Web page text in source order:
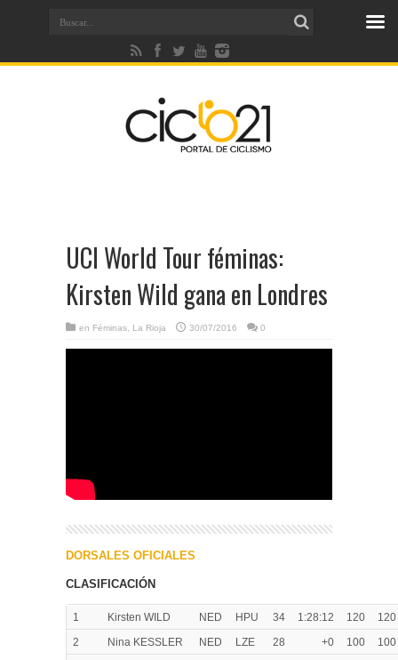
UCI World Tour féminas:
Kirsten Wild gana en Londres
en Féminas La Rioja 30/07/2016 0
DORSALES OFICIALES
CLASIFICACIÓN
1 Kirsten WILD NED HPU 34 1:28:12 120
120
2
Nina KESSLER NED LZE 28 +0 100
100